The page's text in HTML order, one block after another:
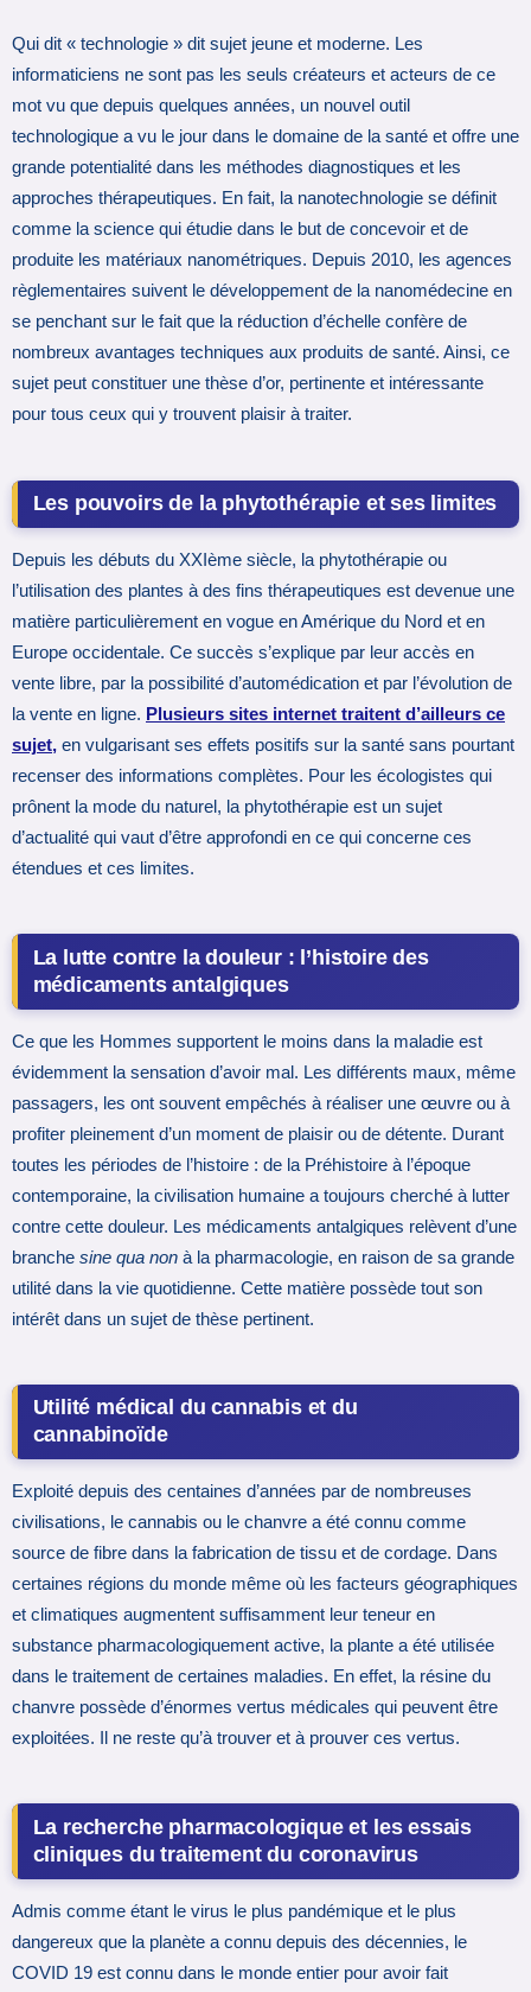
Qui dit « technologie » dit sujet jeune et moderne. Les
informaticiens ne sont pas les seuls créateurs et acteurs de ce
mot vu que depuis quelques années, un nouvel outil
technologique a vu le jour dans le domaine de la santé et offre une
grande potentialité dans les méthodes diagnostiques et les
approches thérapeutiques. En fait, la nanotechnologie se définit
comme la science qui étudie dans le but de concevoir et de
produite les matériaux nanométriques. Depuis 2010, les agences
règlementaires suivent le développement de la nanomédecine en
se penchant sur le fait que la réduction d’échelle confère de
nombreux avantages techniques aux produits de santé. Ainsi, ce
sujet peut constituer une thèse d’or, pertinente et intéressante
pour tous ceux qui y trouvent plaisir à traiter.
Les pouvoirs de la phytothérapie et ses limites
Depuis les débuts du XXIème siècle, la phytothérapie ou
l’utilisation des plantes à des fins thérapeutiques est devenue une
matière particulièrement en vogue en Amérique du Nord et en
Europe occidentale. Ce succès s’explique par leur accès en
vente libre, par la possibilité d’automédication et par l’évolution de
la vente en ligne. Plusieurs sites internet traitent d’ailleurs ce
sujet, en vulgarisant ses effets positifs sur la santé sans pourtant
recenser des informations complètes. Pour les écologistes qui
prônent la mode du naturel, la phytothérapie est un sujet
d’actualité qui vaut d’être approfondi en ce qui concerne ces
étendues et ces limites.
La lutte contre la douleur : l’histoire des
médicaments antalgiques
Ce que les Hommes supportent le moins dans la maladie est
évidemment la sensation d’avoir mal. Les différents maux, même
passagers, les ont souvent empêchés à réaliser une œuvre ou à
profiter pleinement d’un moment de plaisir ou de détente. Durant
toutes les périodes de l’histoire : de la Préhistoire à l’époque
contemporaine, la civilisation humaine a toujours cherché à lutter
contre cette douleur. Les médicaments antalgiques relèvent d’une
branche sine qua non à la pharmacologie, en raison de sa grande
utilité dans la vie quotidienne. Cette matière possède tout son
intérêt dans un sujet de thèse pertinent.
Utilité médical du cannabis et du
cannabinoïde
Exploité depuis des centaines d’années par de nombreuses
civilisations, le cannabis ou le chanvre a été connu comme
source de fibre dans la fabrication de tissu et de cordage. Dans
certaines régions du monde même où les facteurs géographiques
et climatiques augmentent suffisamment leur teneur en
substance pharmacologiquement active, la plante a été utilisée
dans le traitement de certaines maladies. En effet, la résine du
chanvre possède d’énormes vertus médicales qui peuvent être
exploitées. Il ne reste qu’à trouver et à prouver ces vertus.
La recherche pharmacologique et les essais
cliniques du traitement du coronavirus
Admis comme étant le virus le plus pandémique et le plus
dangereux que la planète a connu depuis des décennies, le
COVID 19 est connu dans le monde entier pour avoir fait